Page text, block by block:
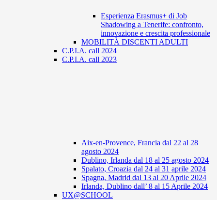
Esperienza Erasmus+ di Job
Shadowing a Tenerife: confronto,
innovazione e crescita professionale
MOBILITÀ DISCENTI ADULTI
C.P.I.A. call 2024
C.P.I.A. call 2023
Aix-en-Provence, Francia dal 22 al 28
agosto 2024
Dublino, Irlanda dal 18 al 25 agosto 2024
Spalato, Croazia dal 24 al 31 aprile 2024
Spagna, Madrid dal 13 al 20 Aprile 2024
Irlanda, Dublino dall’ 8 al 15 Aprile 2024
UX@SCHOOL